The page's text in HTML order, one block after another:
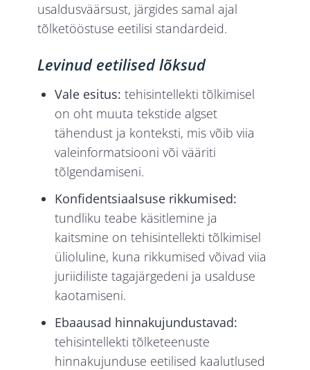
usaldusväärsust, järgides samal ajal
tõlketööstuse eetilisi standardeid.
Levinud eetilised lõksud
Vale esitus: tehisintellekti tõlkimisel
on oht muuta tekstide algset
tähendust ja konteksti, mis võib viia
valeinformatsiooni või vääriti
tõlgendamiseni.
Konfidentsiaalsuse rikkumised:
tundliku teabe käsitlemine ja
kaitsmine on tehisintellekti tõlkimisel
ülioluline, kuna rikkumised võivad viia
juriidiliste tagajärgedeni ja usalduse
kaotamiseni.
Ebaausad hinnakujundustavad:
tehisintellekti tõlketeenuste
hinnakujunduse eetilised kaalutlused